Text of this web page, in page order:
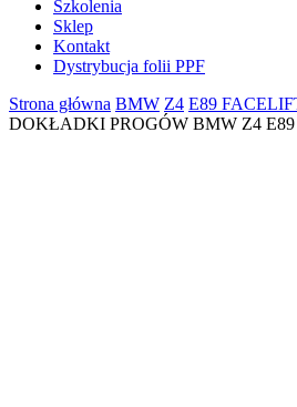
Szkolenia
Sklep
Kontakt
Dystrybucja folii PPF
Strona główna BMW Z4 E89
DOKŁADKI PROGÓW BMW Z4 E89